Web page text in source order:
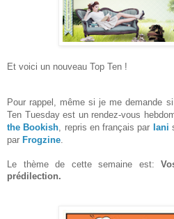
Et voici un nouveau Top Ten !
Pour rappel, même si je me demande
Ten Tuesday est un rendez-vous
the Bookish , repris en français par Iani
par Frogzine
Le thème de cette semaine est:
prédilection.